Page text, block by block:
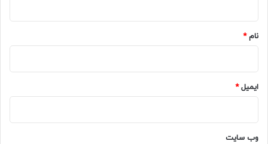
نام*
ایمیل*
وب‌ سایت